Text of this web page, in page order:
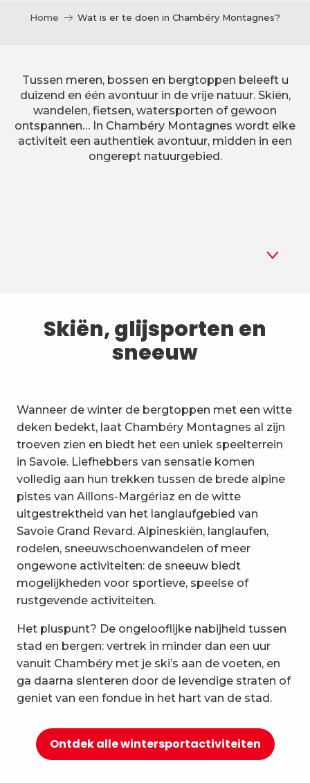
Home Wat is er te doen in Chambéry Montagnes?
Tussen meren, bossen en bergtoppen beleeft u
duizend en één avontuur in de vrije natuur. Skiën,
wandelen, fietsen, watersporten of gewoon
ontspannen… In Chambéry Montagnes wordt elke
activiteit een authentiek avontuur, midden in een
ongerept natuurgebied.
1 Skiën, glijsporten en sneeuw
Wandelpaden en wandelingen
4 Wielrennen
5 Mountainbiken in de Bauges
6
Andere activiteiten in de vrije
natuur
7
Bezienswaardigheden, cultuur
en erfgoed
8 Wijngaarden
9 Indooractiviteiten
10 Ontspanning en welzijn
Skiën, glijsporten en
sneeuw
Wanneer de winter de bergtoppen met een witte
deken bedekt, laat Chambéry Montagnes al zijn
troeven zien en biedt het een uniek speelterrein
in Savoie. Liefhebbers van sensatie komen
volledig aan hun trekken tussen de brede alpine
pistes van Aillons-Margériaz en de witte
uitgestrektheid van het langlaufgebied van
Savoie Grand Revard. Alpineskiën, langlaufen,
rodelen, sneeuwschoenwandelen of meer
ongewone activiteiten: de sneeuw biedt
mogelijkheden voor sportieve, speelse of
rustgevende activiteiten.
Het pluspunt? De ongelooflijke nabijheid tussen
stad en bergen: vertrek in minder dan een uur
vanuit Chambéry met je ski’s aan de voeten, en
ga daarna slenteren door de levendige straten of
geniet van een fondue in het hart van de stad.
Ontdek alle wintersportactiviteiten